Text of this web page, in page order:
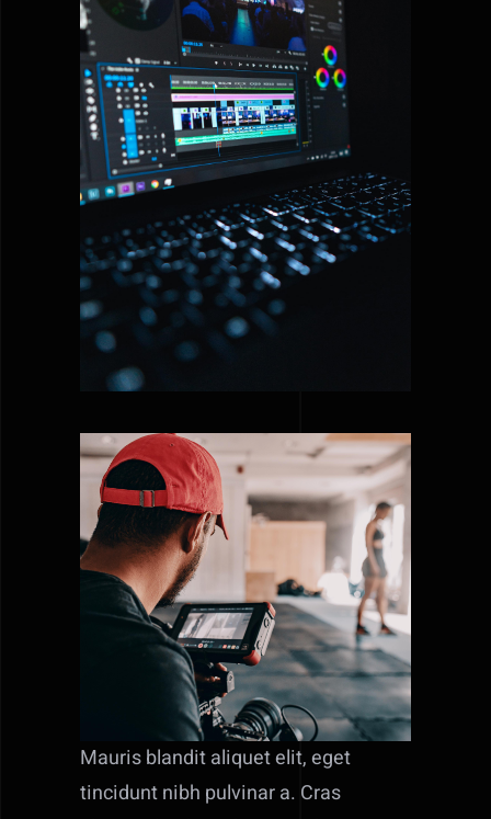
Mauris blandit aliquet elit, eget
tincidunt nibh pulvinar a. Cras